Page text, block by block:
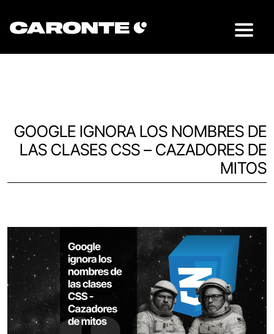
GOOGLE IGNORA LOS NOMBRES DE
LAS CLASES CSS – CAZADORES DE
MITOS